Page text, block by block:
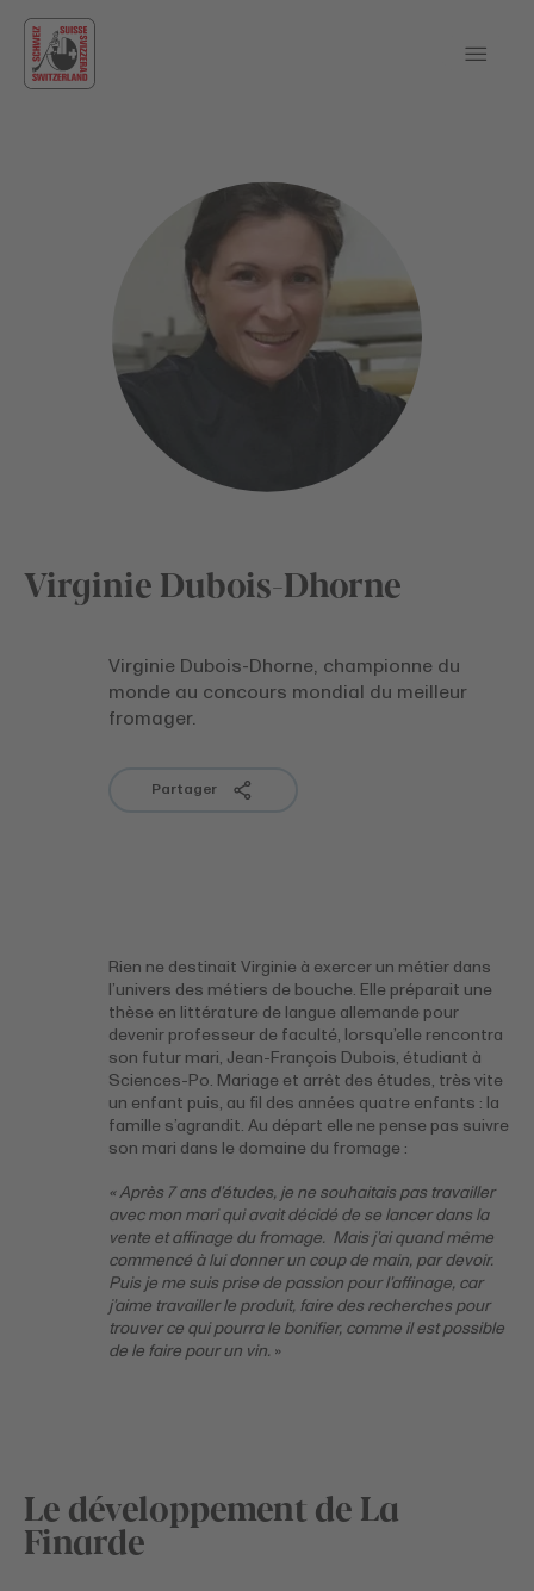
Virginie Dubois-Dhorne
Virginie Dubois-Dhorne, championne du
monde au concours mondial du meilleur
fromager.
Partager
Rien ne destinait Virginie à exercer un métier dans
l’univers des métiers de bouche. Elle préparait une
thèse en littérature de langue allemande pour
devenir professeur de faculté, lorsqu’elle rencontra
son futur mari, Jean-François Dubois, étudiant à
Sciences-Po. Mariage et arrêt des études, très vite
un enfant puis, au fil des années quatre enfants : la
famille s’agrandit. Au départ elle ne pense pas suivre
son mari dans le domaine du fromage :
« Après 7 ans d’études, je ne souhaitais pas travailler
avec mon mari qui avait décidé de se lancer dans la
vente et affinage du fromage. Mais j’ai quand même
commencé à lui donner un coup de main, par devoir.
Puis je me suis prise de passion pour l’affinage, car
j’aime travailler le produit, faire des recherches pour
trouver ce qui pourra le bonifier, comme il est possible
de le faire pour un vin. »
Le développement de La
Finarde